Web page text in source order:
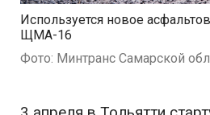
Используется новое
ЩМА-16
Фото: Минтранс Самарской